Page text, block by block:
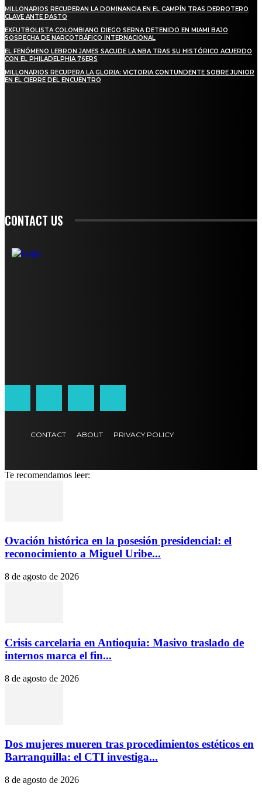
MILLONARIOS RECUPERAN LA DOMINANCIA EN EL CAMPÍN TRAS DERROTERO
CLAVE ANTE PASTO
EXFUTBOLISTA COLOMBIANO DIEGO SERNA DETENIDO EN MIAMI BAJO
SOSPECHA DE NARCOTRÁFICO INTERNACIONAL
EL FENÓMENO LEBRON JAMES SACUDE LA NBA TRAS SU HISTÓRICO ACUERDO
CON EL PHILADELPHIA 76ERS
MILLONARIOS RECUPERA LA GLORIA: VICTORIA CONTUNDENTE SOBRE JUNIOR
EN EL CIERRE DEL ENCUENTRO
CONTACT US
CONTACT ABOUT PRIVACY POLICY
Te recomendamos leer:
Ovación histórica en la posesión presidencial: el
reconocimiento a Miguel Uribe...
8 de agosto de 2026
Crisis carcelaria en Antioquia: Masivo traslado de
internos marca el fin...
8 de agosto de 2026
Dos mujeres mueren tras procedimientos estéticos en
Barranquilla: el CTI investiga...
8 de agosto de 2026